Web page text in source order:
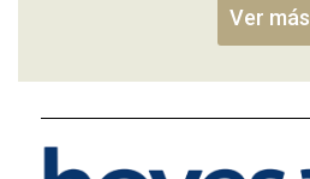
Ver más